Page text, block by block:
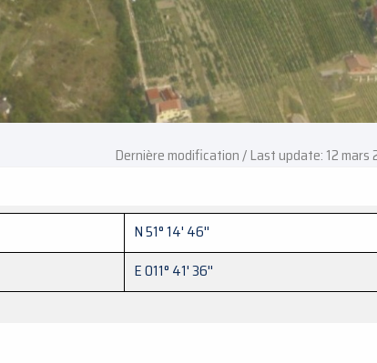
Dernière modification / Last update: 12 mars
N 51° 14' 46''
E 011° 41' 36''